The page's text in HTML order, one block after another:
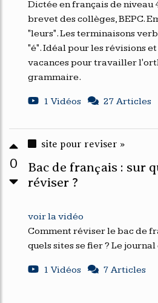
Dictée en français de niveau
brevet des collèges, BEPC.
"leurs". Les terminaisons
"é". Idéal pour les révisions
vacances pour travailler
grammaire.
1 Vidéos 27 Articles
0
site pour reviser »
Bac de français : sur
réviser ?
voir la vidéo
Comment réviser le bac de
quels sites se fier ? Le
1 Vidéos 7 Articles